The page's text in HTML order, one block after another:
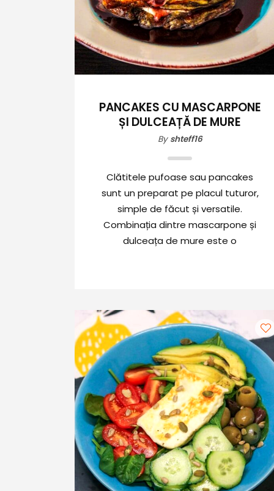
PANCAKES CU MASCARPONE
ȘI DULCEAȚĂ DE MURE
By shteff16
Clătitele pufoase sau pancakes
sunt un preparat pe placul tuturor,
simple de făcut și versatile.
Combinația dintre mascarpone și
dulceața de mure este o